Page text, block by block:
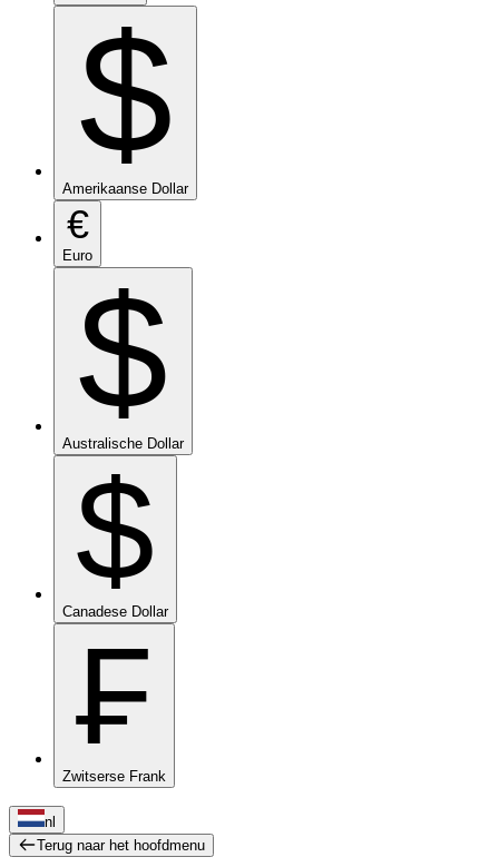
$
Amerikaanse Dollar
€
Euro
$
Australische Dollar
$
Canadese Dollar
₣
Zwitserse Frank
nl
Terug naar het hoofdmenu